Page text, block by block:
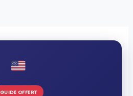
GUIDE OFFERT